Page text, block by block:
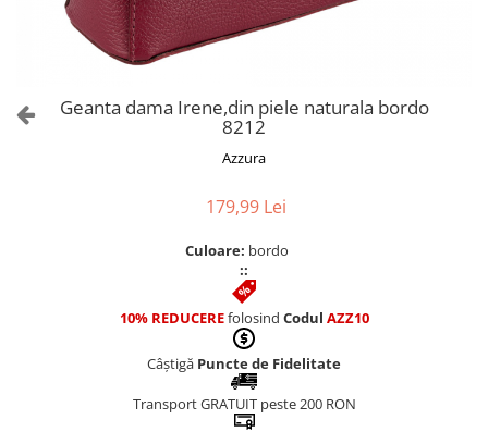
Genti Aurii
Genți AlbeGeanta dama Irene,din piele naturala bordo
8212
Azzura
179,99 Lei
Culoare: bordo
::
10% REDUCEREfolosind Codul AZZ10
Câștigă Puncte de Fidelitate
Transport GRATUIT peste 200 RON